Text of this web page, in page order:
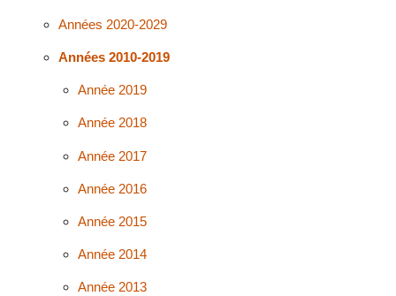
Années 2020-2029
Années 2010-2019
Année 2019
Année 2018
Année 2017
Année 2016
Année 2015
Année 2014
Année 2013